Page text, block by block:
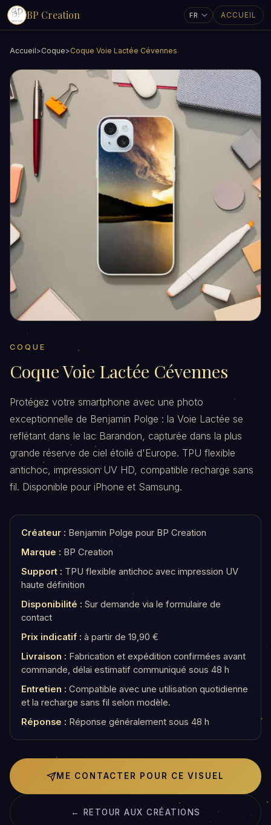
BP Creation ACCUEIL
Accueil>Coque>Coque Voie Lactée Cévennes
COQUE
Coque Voie Lactée Cévennes
Protégez votre smartphone avec une photo
exceptionnelle de Benjamin Polge : la Voie Lactée se
reflétant dans le lac Barandon, capturée dans la plus
grande réserve de ciel étoilé d'Europe. TPU flexible
antichoc, impression UV HD, compatible recharge sans
fil. Disponible pour iPhone et Samsung.
Créateur : Benjamin Polge pour BP Creation
Marque : BP Creation
Support : TPU flexible antichoc avec impression UV
haute définition
Disponibilité : Sur demande via le formulaire de
contact
Prix indicatif : à partir de 19,90 €
Livraison : Fabrication et expédition confirmées avant
commande, délai estimatif communiqué sous 48 h
Entretien : Compatible avec une utilisation quotidienne
et la recharge sans fil selon modèle.
Réponse : Réponse généralement sous 48 h
ME CONTACTER POUR CE VISUEL
← RETOUR AUX CRÉATIONS